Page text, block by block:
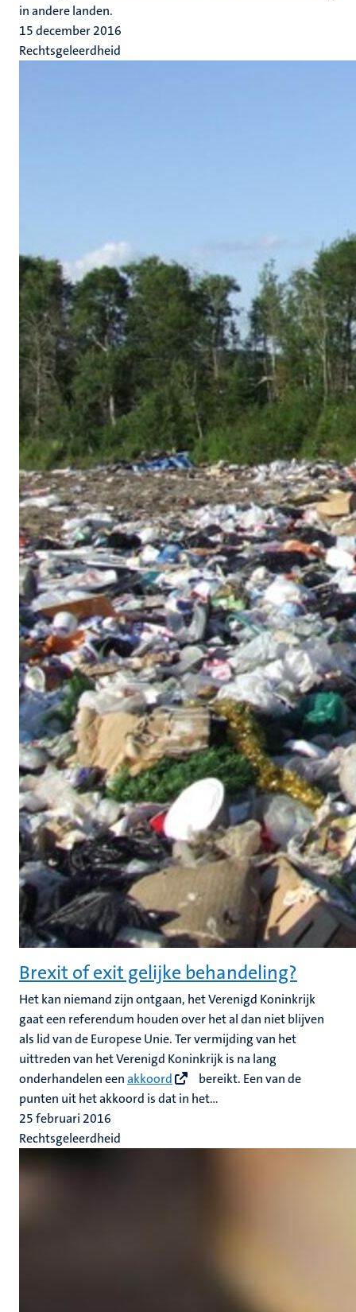
in andere landen.
15 december 2016
Rechtsgeleerdheid
Brexit of exit gelijke behandeling?
Het kan niemand zijn ontgaan, het Verenigd Koninkrijk
gaat een referendum houden over het al dan niet blijven
als lid van de Europese Unie. Ter vermijding van het
uittreden van het Verenigd Koninkrijk is na lang
onderhandelen eenakkoord
bereikt. Een van de
punten uit het akkoord is dat in het...
25 februari 2016
Rechtsgeleerdheid